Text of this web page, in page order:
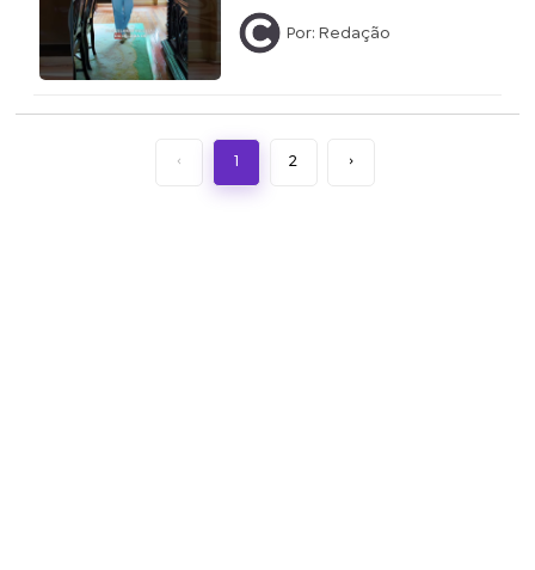
Por: Redação
‹ 1 2 ›